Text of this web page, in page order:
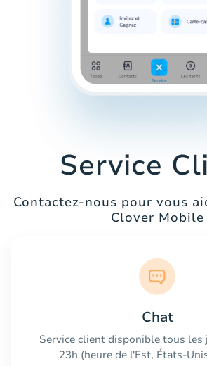
Service
Contactez-nous pour vous
Clover Mobile
Chat
Service client disponible tous les
23h (heure de l'Est, États-